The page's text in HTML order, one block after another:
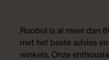
Roobol is al meer dan
met het beste advies
winkels. Onze